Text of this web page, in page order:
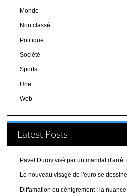
Monde
Non classé
Politique
Société
Sports
Une
Web
Latest Posts
Pavel Durov visé par un mandat d'arrêt
Le nouveau visage de l'euro se dessine
Diffamation ou dénigrement : la